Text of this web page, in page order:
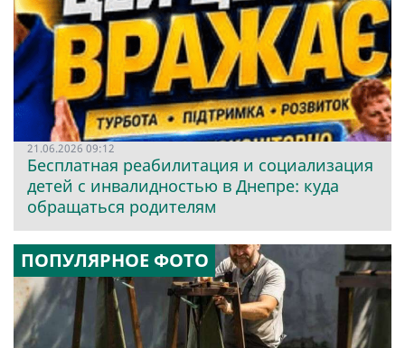
21.06.2026 09:12
Бесплатная реабилитация и социализация
детей с инвалидностью в Днепре: куда
обращаться родителям
ПОПУЛЯРНОЕ ФОТО